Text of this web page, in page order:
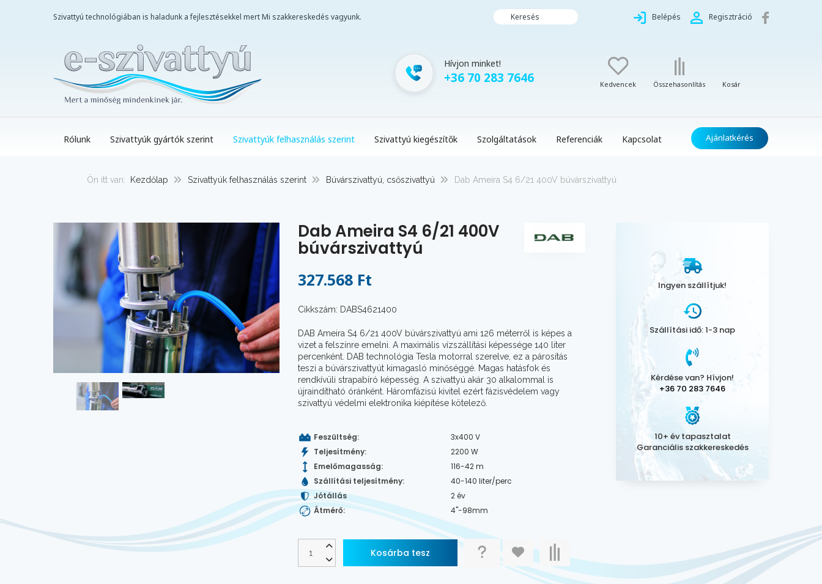
Szivattyú technológiában is haladunk a fejlesztésekkel mert Mi szakkereskedés vagyunk. Keresés Belépés Regisztráció
Hívjon minket!
+36 70 283 7646 Kedvencek Összehasonlítás Kosár
Rólunk Szivattyúk gyártók szerint Szivattyúk felhasználás szerint Szivattyú kiegészítők Szolgáltatások Referenciák Kapcsolat Ajánlatkérés
Ön itt van: Kezdőlap Szivattyúk felhasználás szerint Búvárszivattyú, csőszivattyú Dab Ameira S4 6/21 400V búvárszivattyú
Dab Ameira S4 6/21 400V
búvárszivattyú
327.568 Ft
Cikkszám: DABS4621400
DAB Ameira S4 6/21 400V búvárszivattyú ami 126 méterről is képes a
vizet a felszínre emelni. A maximális vízszállítási képessége 140 liter
percenként. DAB technológia Tesla motorral szerelve, ez a párosítás
teszi a búvárszivattyút kimagasló minőséggé. Magas hatásfok és
rendkívüli strapabíró képesség. A szivattyú akár 30 alkalommal is
újraindítható óránként. Háromfázisú kivitel ezért fázisvédelem vagy
szivattyú védelmi elektronika kiépítése kötelező.
Feszültség:
3x400 V
Teljesítmény:
2200 W
Emelőmagasság:
116-42 m
Szállítási teljesítmény:
40-140 liter/perc
Jótállás
2 év
Átmérő:
4"-98mm
Ingyen szállítjuk!
Szállítási idő: 1-3 nap
Kérdése van? Hívjon!
+36 70 283 7646
10+ év tapasztalat
Garanciális szakkereskedés